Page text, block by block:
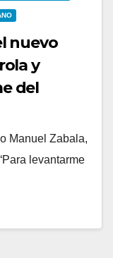
nuevo
y
del
Manuel Zabala,
levantarme